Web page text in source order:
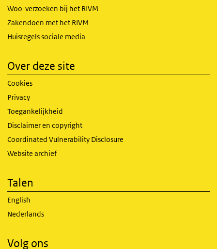
Woo-verzoeken bij het RIVM
Zakendoen met het RIVM
Huisregels sociale media
Over deze site
Cookies
Privacy
Toegankelijkheid
Disclaimer en copyright
Coordinated Vulnerability Disclosure
Website archief
Talen
English
Nederlands
Volg ons